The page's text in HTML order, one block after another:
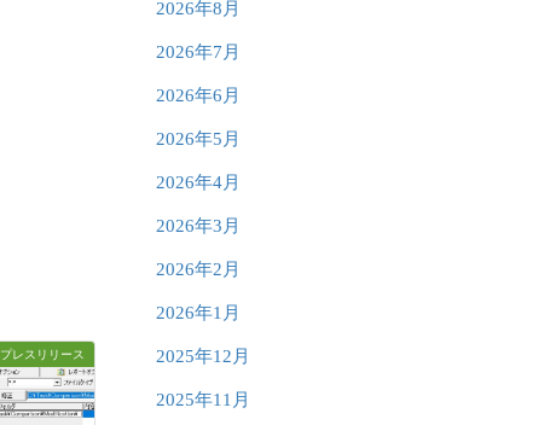
プレスリリース
2026年8月
2026年7月
2026年6月
2026年5月
2026年4月
2026年3月
2026年2月
2026年1月
2025年12月
2025年11月